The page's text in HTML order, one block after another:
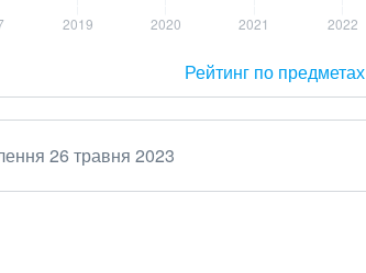
Рейтинг по предметах
26 травня 2023